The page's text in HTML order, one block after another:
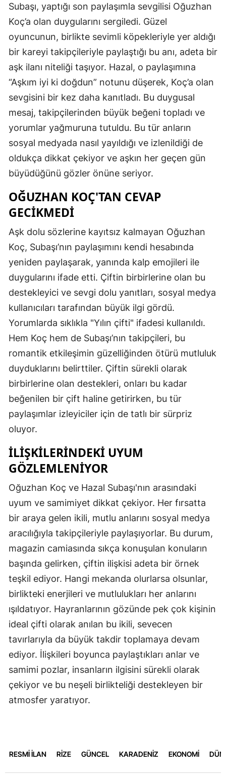
Subaşı, yaptığı son paylaşımla sevgilisi Oğuzhan
Koç’a olan duygularını sergiledi. Güzel
oyuncunun, birlikte sevimli köpekleriyle yer aldığı
bir kareyi takipçileriyle paylaştığı bu anı, adeta bir
aşk ilanı niteliği taşıyor. Hazal, o paylaşımına
“Aşkım iyi ki doğdun” notunu düşerek, Koç’a olan
sevgisini bir kez daha kanıtladı. Bu duygusal
mesaj, takipçilerinden büyük beğeni topladı ve
yorumlar yağmuruna tutuldu. Bu tür anların
sosyal medyada nasıl yayıldığı ve izlenildiği de
oldukça dikkat çekiyor ve aşkın her geçen gün
büyüdüğünü gözler önüne seriyor.
OĞUZHAN KOÇ'TAN CEVAP
GECIKMEDI
Aşk dolu sözlerine kayıtsız kalmayan Oğuzhan
Koç, Subaşı’nın paylaşımını kendi hesabında
yeniden paylaşarak, yanında kalp emojileri ile
duygularını ifade etti. Çiftin birbirlerine olan bu
destekleyici ve sevgi dolu yanıtları, sosyal medya
kullanıcıları tarafından büyük ilgi gördü.
Yorumlarda sıklıkla "Yılın çifti" ifadesi kullanıldı.
Hem Koç hem de Subaşı’nın takipçileri, bu
romantik etkileşimin güzelliğinden ötürü mutluluk
duyduklarını belirttiler. Çiftin sürekli olarak
birbirlerine olan destekleri, onları bu kadar
beğenilen bir çift haline getirirken, bu tür
paylaşımlar izleyiciler için de tatlı bir sürpriz
oluyor.
İLIŞKILERINDEKI UYUM
GÖZLEMLENIYOR
Oğuzhan Koç ve Hazal Subaşı'nın arasındaki
uyum ve samimiyet dikkat çekiyor. Her fırsatta
bir araya gelen ikili, mutlu anlarını sosyal medya
aracılığıyla takipçileriyle paylaşıyorlar. Bu durum,
magazin camiasında sıkça konuşulan konuların
başında gelirken, çiftin ilişkisi adeta bir örnek
teşkil ediyor. Hangi mekanda olurlarsa olsunlar,
birlikteki enerjileri ve mutlulukları her anlarını
ışıldatıyor. Hayranlarının gözünde pek çok kişinin
ideal çifti olarak anılan bu ikili, sevecen
tavırlarıyla da büyük takdir toplamaya devam
ediyor. İlişkileri boyunca paylaştıkları anlar ve
samimi pozlar, insanların ilgisini sürekli olarak
çekiyor ve bu neşeli birlikteliği destekleyen bir
atmosfer yaratıyor.
RESMİ İLAN RİZE GÜNCEL KARADENİZ EKONOMİ